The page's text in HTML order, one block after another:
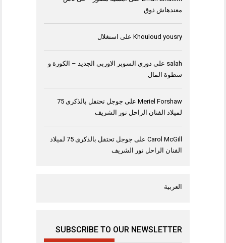
معندهاش ذوق
Khouloud yousry على استغلال
salah على دورى السوبر الاوربى الجديد – الكورة و
سطوة المال
Meriel Forshaw على
جوجل تحتفل بالذكرى 75
لميلاد الفنان الراحل نور الشريف
Carol McGill على
جوجل تحتفل بالذكرى 75 لميلاد
الفنان الراحل نور الشريف
العربية
SUBSCRIBE TO OUR NEWSLETTER